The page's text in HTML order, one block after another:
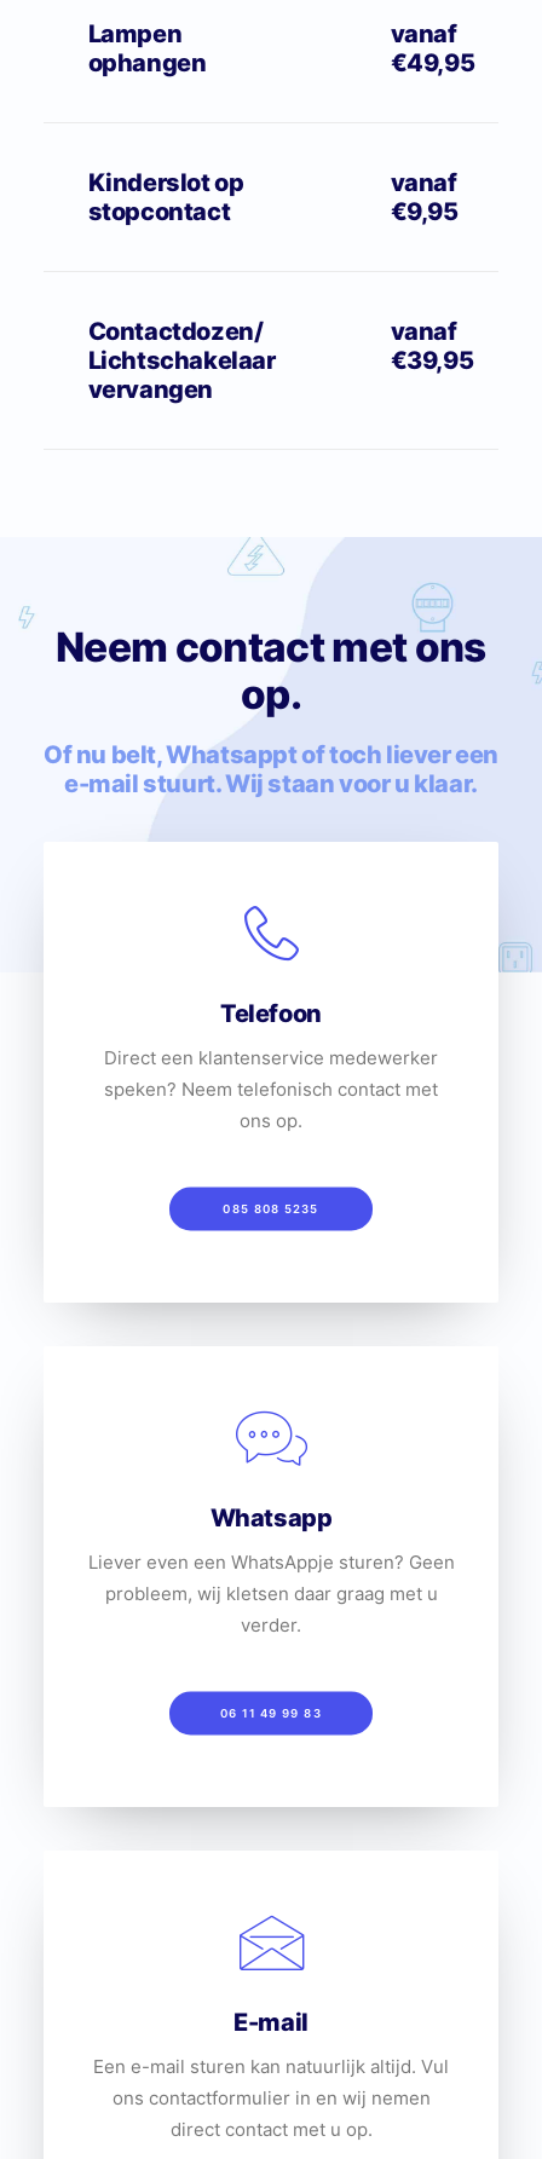
Lampen
ophangen
vanaf
€49,95
Kinderslot op
stopcontact
vanaf
€9,95
Contactdozen/
Lichtschakelaar
vervangen
vanaf
€39,95
Neem contact met ons
op.
Of nu belt, Whatsappt of toch liever een
e-mail stuurt. Wij staan voor u klaar.
Telefoon
Direct een klantenservice medewerker
speken? Neem telefonisch contact met
ons op.
085 808 5235
Whatsapp
Liever even een WhatsAppje sturen? Geen
probleem, wij kletsen daar graag met u
verder.
06 11 49 99 83
E-mail
Een e-mail sturen kan natuurlijk altijd. Vul
ons contactformulier in en wij nemen
direct contact met u op.